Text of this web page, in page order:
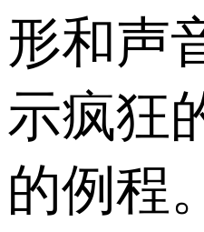
形和声
示疯狂
的例程